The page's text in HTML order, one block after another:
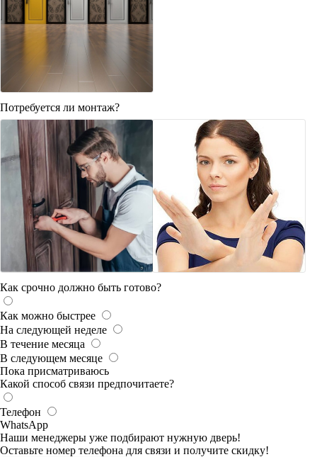
Потребуется ли монтаж?
Как срочно должно быть готово?
Как можно быстрее
На следующей неделе
В течение месяца
В следующем месяце
Пока присматриваюсь
Какой способ связи предпочитаете?
Телефон
WhatsApp
Наши менеджеры уже подбирают нужную дверь!
Оставьте номер телефона для связи и получите скидку!